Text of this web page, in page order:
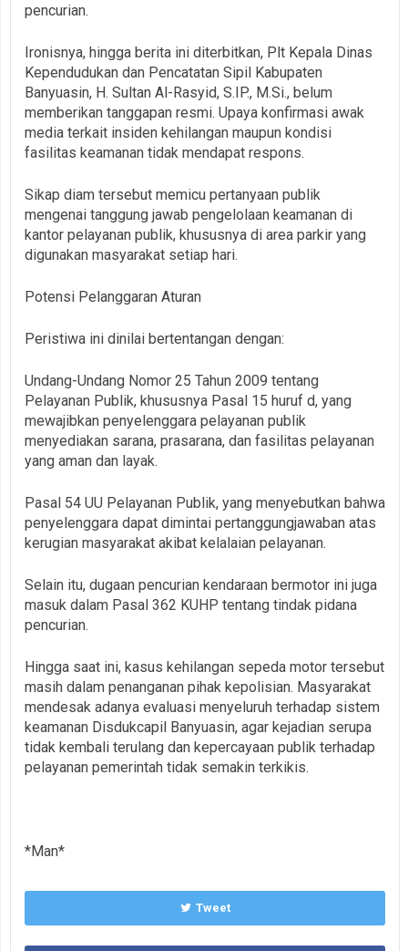
pencurian.
Ironisnya, hingga berita ini diterbitkan, Plt Kepala Dinas
Kependudukan dan Pencatatan Sipil Kabupaten
Banyuasin, H. Sultan Al-Rasyid, S.IP., M.Si., belum
memberikan tanggapan resmi. Upaya konfirmasi awak
media terkait insiden kehilangan maupun kondisi
fasilitas keamanan tidak mendapat respons.
Sikap diam tersebut memicu pertanyaan publik
mengenai tanggung jawab pengelolaan keamanan di
kantor pelayanan publik, khususnya di area parkir yang
digunakan masyarakat setiap hari.
Potensi Pelanggaran Aturan
Peristiwa ini dinilai bertentangan dengan:
Undang-Undang Nomor 25 Tahun 2009 tentang
Pelayanan Publik, khususnya Pasal 15 huruf d, yang
mewajibkan penyelenggara pelayanan publik
menyediakan sarana, prasarana, dan fasilitas pelayanan
yang aman dan layak.
Pasal 54 UU Pelayanan Publik, yang menyebutkan bahwa
penyelenggara dapat dimintai pertanggungjawaban atas
kerugian masyarakat akibat kelalaian pelayanan.
Selain itu, dugaan pencurian kendaraan bermotor ini juga
masuk dalam Pasal 362 KUHP tentang tindak pidana
pencurian.
Hingga saat ini, kasus kehilangan sepeda motor tersebut
masih dalam penanganan pihak kepolisian. Masyarakat
mendesak adanya evaluasi menyeluruh terhadap sistem
keamanan Disdukcapil Banyuasin, agar kejadian serupa
tidak kembali terulang dan kepercayaan publik terhadap
pelayanan pemerintah tidak semakin terkikis.
*Man*
Tweet